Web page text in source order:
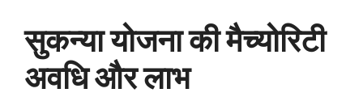
सुकन्या योजना की मैच्योरिटी
अवधि और लाभ